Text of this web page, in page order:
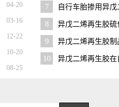
04-20
03-16
12-22
10-20
08-25
7
自行车胎掺用异
能
8 异戊二烯再生胶硫
9 异戊二烯再生胶
10
异戊二烯再生胶